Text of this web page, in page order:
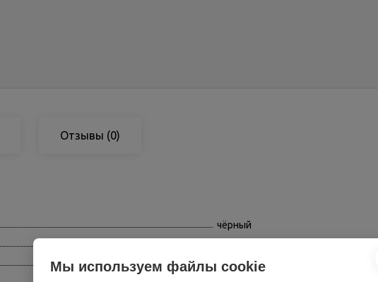
Отзывы (0)
чёрный
51
Мы используем файлы cookie